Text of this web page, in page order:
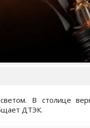
В столице
ДТЭК.